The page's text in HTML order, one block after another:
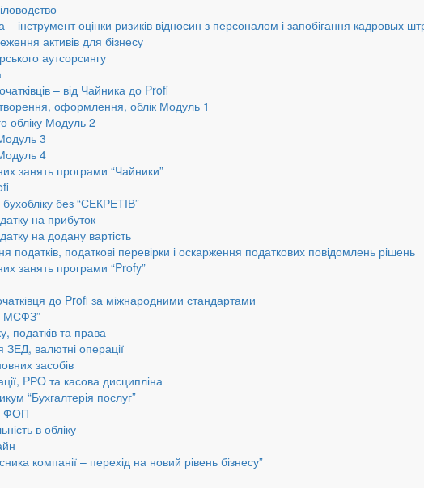
інструмент оцінки ризиків відносин з персоналом і запобігання кадровых
активів для бізнесу
аутсорсингу
– від Чайника до Profi
оформлення, облік Модуль 1
обліку Модуль 2
3
4
занять програми “Чайники”
без “СЕКРЕТІВ”
на прибуток
на додану вартість
податків, податкові перевірки і оскарження податкових повідомлень рішень
занять програми “Profy”
до Profi за міжнародними стандартами
МСФЗ”
податків та права
ЗЕД, валютні операції
засобів
PРO та касова дисципліна
“Бухгалтерія послуг”
ФОП
в обліку
компанії – перехід на новий рівень бізнесу”